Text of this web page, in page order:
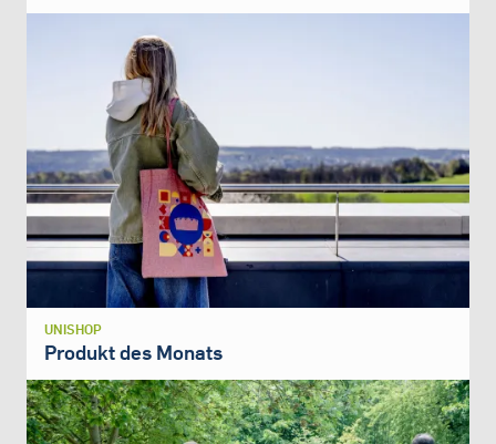
UNISHOP
Produkt des Monats